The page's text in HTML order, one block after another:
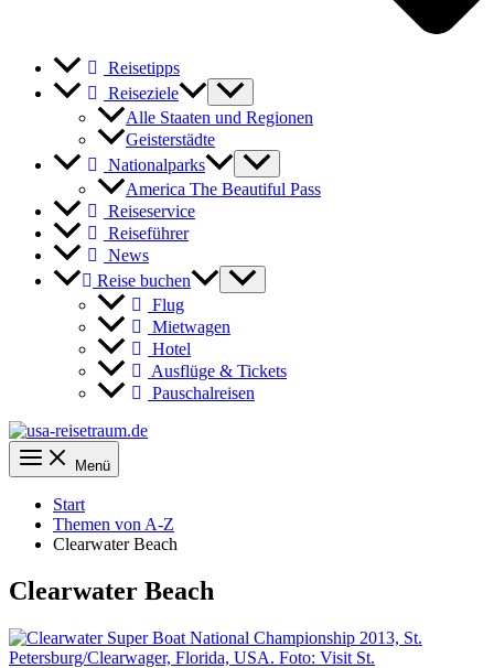
Reisetipps
Reiseziele
Alle Staaten und Regionen
Geisterstädte
Nationalparks
America The Beautiful Pass
Reiseservice
Reiseführer
News
Reise buchen
Flug
Mietwagen
Hotel
Ausflüge & Tickets
Pauschalreisen
Menü
Start
Themen von A-Z
Clearwater Beach
Clearwater Beach